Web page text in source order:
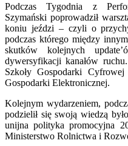
Podczas Tygodnia z
Szymański poprowadził
koniu jeździ – czyli o
podczas którego między
skutków kolejnych
dywersyfikacji kanałów
Szkoły Gospodarki
Gospodarki Elektronicznej.
Kolejnym wydarzeniem,
podzielił się swoją wiedzą
unijna polityka promocyjna
Ministerstwo Rolnictwa i